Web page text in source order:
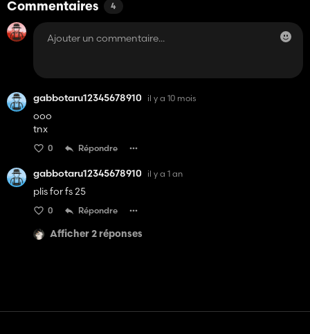
Commentaires 4
gabbotaru12345678910 il y a 10 mois
ooo
tnx
0 Répondre
gabbotaru12345678910 il y a 1 an
plis for fs 25
0 Répondre
Afficher 2 réponses